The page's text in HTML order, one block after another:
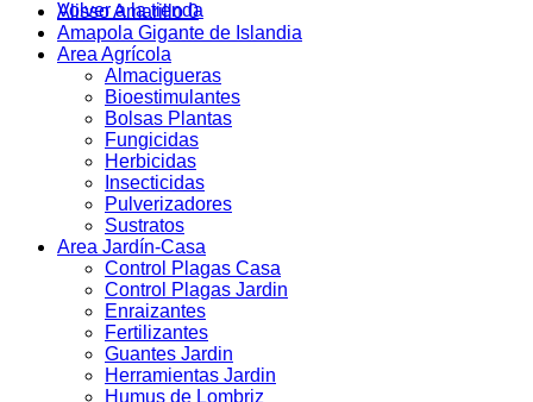
Volver a la tienda
Alisso Amarillo 0
Amapola Gigante de Islandia
Area Agrícola
Almacigueras
Bioestimulantes
Bolsas Plantas
Fungicidas
Herbicidas
Insecticidas
Pulverizadores
Sustratos
Area Jardín-Casa
Control Plagas Casa
Control Plagas Jardin
Enraizantes
Fertilizantes
Guantes Jardin
Herramientas Jardin
Humus de Lombriz